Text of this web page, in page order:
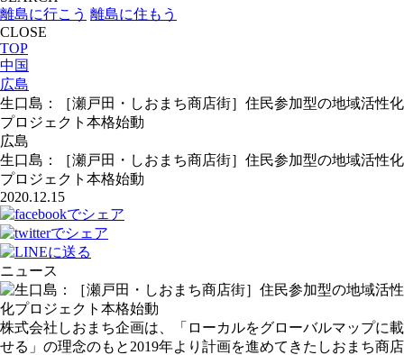
離島に行こう 離島に住もう
CLOSE
TOP
中国
広島
生口島：［瀬戸田・しおまち商店街］住民参加型の地域活性化
プロジェクト本格始動
広島
生口島：［瀬戸田・しおまち商店街］住民参加型の地域活性化
プロジェクト本格始動
2020.12.15
ニュース
株式会社しおまち企画は、「ローカルをグローバルマップに載
せる」の理念のもと2019年より計画を進めてきたしおまち商店